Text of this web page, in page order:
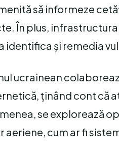
să informeze
În plus,
identifica și remedia
ucrainean
ținând cont că
se explorează
cum ar fi